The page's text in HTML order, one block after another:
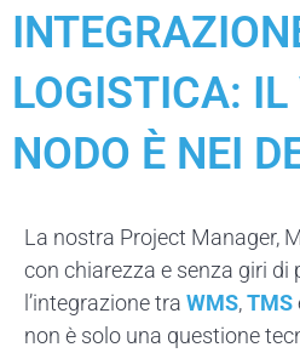
LOGISTICA: IL
NODO È NEI
La nostra Project Manager,
con chiarezza e senza giri di
l’integrazione tra WMS,TMS
non è solo una questione